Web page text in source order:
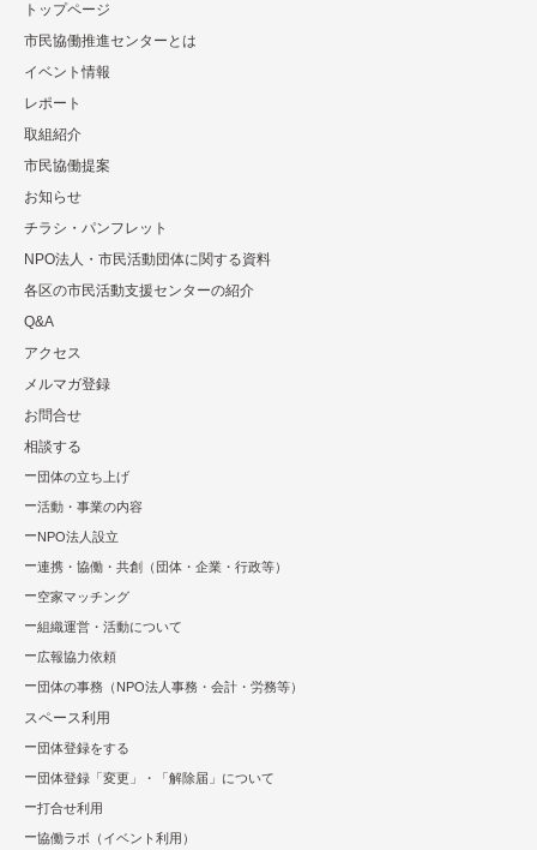
トップページ
市民協働推進センターとは
イベント情報
レポート
取組紹介
市⺠協働提案
お知らせ
チラシ・パンフレット
NPO法⼈・市⺠活動団体に関する資料
各区の市⺠活動⽀援センターの紹介
Q&A
アクセス
メルマガ登録
お問合せ
相談する
団体の立ち上げ
活動・事業の内容
NPO法⼈設⽴
連携・協働・共創（団体・企業・⾏政等）
空家マッチング
組織運営・活動について
広報協⼒依頼
団体の事務（NPO法人事務・会計・労務等）
スペース利用
団体登録をする
団体登録「変更」・「解除届」について
打合せ利用
協働ラボ（イベント利⽤）